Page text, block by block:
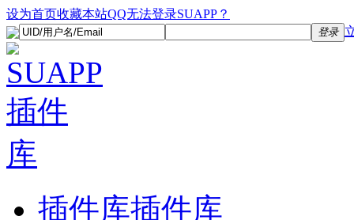
设为首页收藏本站QQ无法登录SUAPP？
登录
插件库插件库